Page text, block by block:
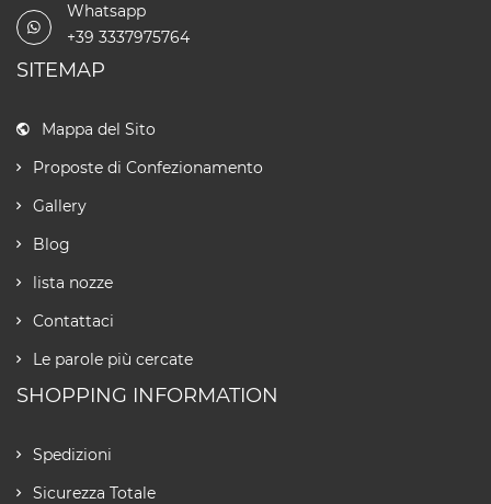
Whatsapp
+39 3337975764
SITEMAP
Mappa del Sito
Proposte di Confezionamento
Gallery
Blog
lista nozze
Contattaci
Le parole più cercate
SHOPPING INFORMATION
Spedizioni
Sicurezza Totale